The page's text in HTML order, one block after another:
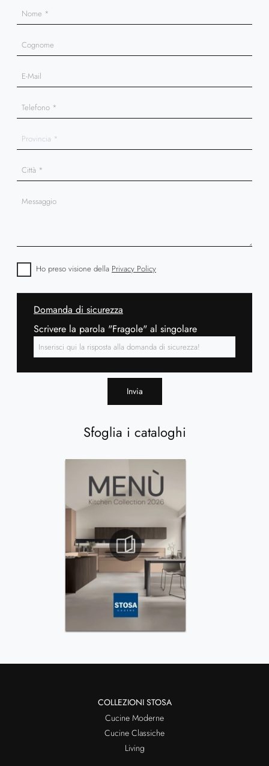
Sfoglia i cataloghi
Ho preso visione della Privacy Policy
Domanda di sicurezza
Scrivere la parola "Fragole" al singolare
Invia
COLLEZIONI STOSA
Cucine Moderne
Cucine Classiche
Living